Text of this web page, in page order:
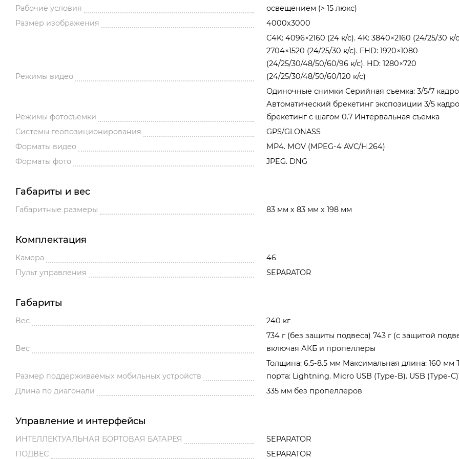
Рабочие условия
освещением (> 15 люкс)
Размер изображения
4000x3000
Режимы видео
C4K: 4096×2160 (24 к/с). 4K: 3840×2160 (24/25/30 к/
2704×1520 (24/25/30 к/с). FHD: 1920×1080
(24/25/30/48/50/60/96 к/с). HD: 1280×720
(24/25/30/48/50/60/120 к/с)
Режимы фотосъемки
Одиночные снимки Серийная съемка: 3/5/7
Автоматический брекетинг экспозиции 3/5
брекетинг с шагом 0.7 Интервальная съемка
Системы геопозиционирования
GPS/GLONASS
Форматы видео
MP4. MOV (MPEG-4 AVC/H.264)
Форматы фото
JPEG. DNG
Габариты и вес
Габаритные размеры 83 мм х 83 мм х 198 мм
Комплектация
Камера
46
Пульт управления
SEPARATOR
Габариты
Вес 240 кг
Вес
734 г (без защиты подвеса) 743 г (с защитой
включая АКБ и пропеллеры
Размер поддерживаемых мобильных устройств
Толщина: 6.5-8.5 мм Максимальная длина: 160 мм
порта: Lightning. Micro USB (Type-B). USB (Type-
Длина по диагонали
335 мм без пропеллеров
Управление и интерфейсы
ИНТЕЛЛЕКТУАЛЬНАЯ БОРТОВАЯ БАТАРЕЯ
SEPARATOR
ПОДВЕС
SEPARATOR